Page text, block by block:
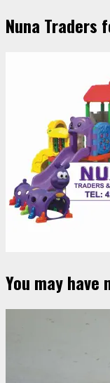
Nuna Traders
You may have